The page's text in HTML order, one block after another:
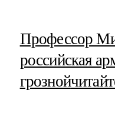
​Профессор
российская
грозной